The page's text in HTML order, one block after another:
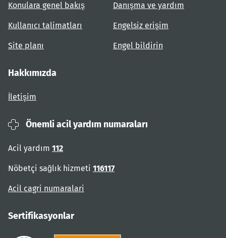
Konulara genel bakış
Kullanıcı talimatları
Site planı
Danışma ve yardım
Engelsiz erişim
Engel bildirin
Hakkımızda
İletişim
Önemli acil yardım numaraları
Acil yardım 112
Nöbetçi sağlık hizmeti 116117
Acil cagri numaralari
Sertifikasyonlar